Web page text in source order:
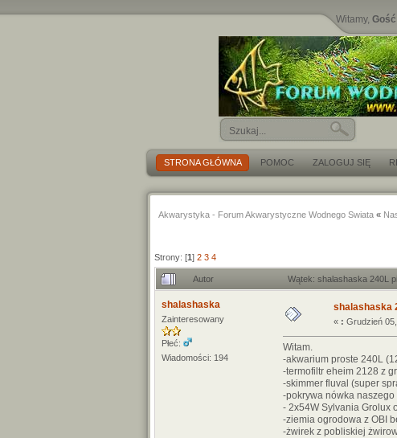
Witamy, Gość
STRONA GŁÓWNA POMOC ZALOGUJ SIĘ
Akwarystyka - Forum Akwarystyczne Wodnego Swiata «
Strony: [1] 2 3 4
Autor Wątek: shalashaska 240L
shalashaska
Zainteresowany
Płeć:
Wiadomości: 194
shalashaska
« : Grudzień
Witam.
-akwarium proste 240L
-termofiltr eheim 2128 z
-skimmer fluval (super
-pokrywa nówka
- 2x54W Sylvania Grolux
-ziemia ogrodowa z OBI
-żwirek z pobliskiej